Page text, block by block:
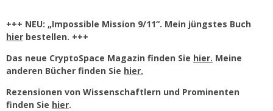
+++ NEU: „Impossible Mission 9/11“. Mein jüngstes Buch
hier bestellen. +++
Das neue CryptoSpace Magazin finden Sie hier. Meine
anderen Bücher finden Sie hier.
Rezensionen von Wissenschaftlern und Prominenten
finden Sie hier.